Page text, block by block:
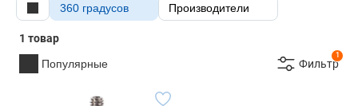
360 градусов Производители
1 товар
Популярные
1
Фильтр